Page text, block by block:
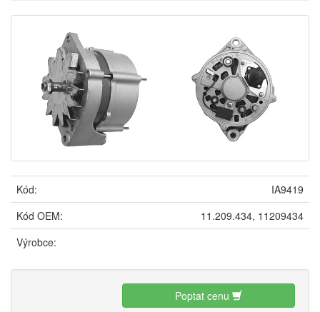
Kód:
IA9419
Kód OEM:
11.209.434, 11209434
Výrobce:
Poptat cenu